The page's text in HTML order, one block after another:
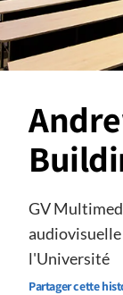
GV
l'Université
Partager cette